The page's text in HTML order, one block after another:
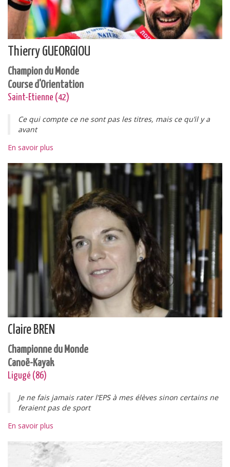
Thierry GUEORGIOU
Champion du Monde
Course d'Orientation
Saint-Etienne (42)
Ce qui compte ce ne sont pas les titres, mais ce qu’il y a
avant
En savoir plus
Claire BREN
Championne du Monde
Canoë-Kayak
Ligugé (86)
Je ne fais jamais rater l’EPS à mes élèves sinon certains ne
feraient pas de sport
En savoir plus